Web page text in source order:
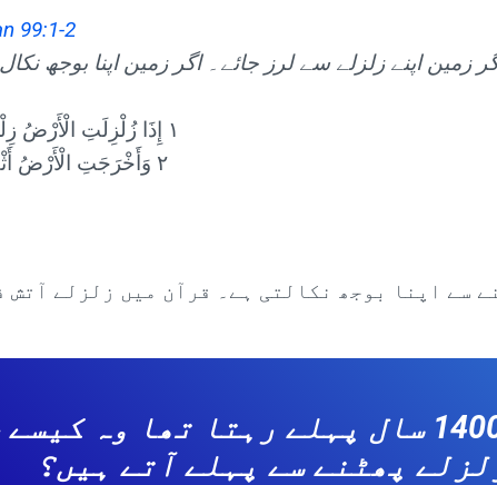
99:1-2
زمین اپنے زلزلے سے لرز جائے۔ اگر زمین اپنا بوجھ
١ إِذَا زُلْزِلَتِ الْأَرْضُ زِلْزَالَهَا
٢ وَأَخْرَجَتِ الْأَرْضُ أَثْقَالَهَا
سے اپنا بوجھ نکالتی ہے۔ قرآن میں زلزلے آتش
ایک ناخواندہ آدمی جو 1400 سال پہلے رہتا
پھٹنے سے پہلے آتے ہیں؟